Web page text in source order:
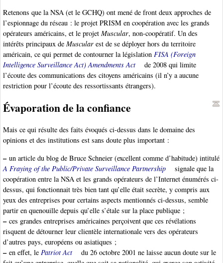
Retenons que la NSA (et le GCHQ) ont mené de front deux approches de
l’espionnage du réseau : le projet PRISM en coopération avec les grands
opérateurs américains, et le projet Muscular, non-coopératif. Un des
intérêts principaux de Muscular est de se déployer hors du territoire
américain, ce qui permet de contourner la législation FISA (Foreign
Intelligence Surveillance Act) Amendments Act
de 2008 qui limite
l’écoute des communications des citoyens américains (il n’y a aucune
restriction pour l’écoute des ressortissants étrangers).
Évaporation de la confiance
Mais ce qui résulte des faits évoqués ci-dessus dans le domaine des
opinions et des institutions est sans doute plus important :
–un article du blog de Bruce Schneier (excellent comme d’habitude) intitulé
A Fraying of the Public/Private Surveillance Partnership
signale que la
coopération entre la NSA et les grands opérateurs de l’Internet énumérés ci-
dessus, qui fonctionnait très bien tant qu’elle était secrète, y compris aux
yeux des entreprises pour certains aspects mentionnés ci-dessus, semble
partir en quenouille depuis qu’elle s’étale sur la place publique ;
–ces grandes entreprises américaines perçoivent que ces révélations
risquent de détourner leur clientèle internationale vers des opérateurs
d’autres pays, européens ou asiatiques ;
–en effet, le Patriot Act
du 26 octobre 2001 ne laisse aucun doute sur le